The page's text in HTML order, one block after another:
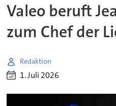
Valeo beruft
zum Chef der
Redaktion
1. Juli 2026